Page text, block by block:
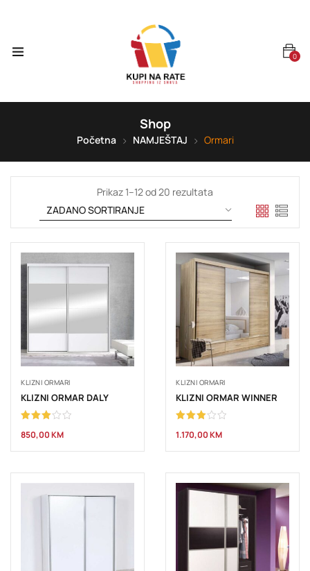
0
Shop
Početna NAMJEŠTAJ Ormari
Prikaz 1–12 od 20 rezultata
KLIZNI ORMARI
KLIZNI ORMAR DALY
3.00
850,00KM
KLIZNI ORMARI
KLIZNI ORMAR WINNER
3.00
1.170,00KM